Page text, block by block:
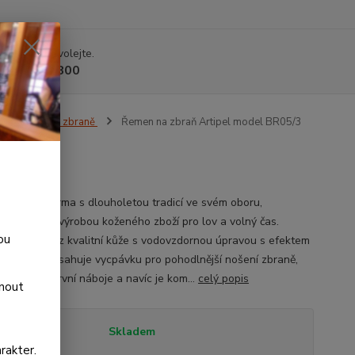
rady? Zavolejte.
375 800
Řemeny na zbraně Řemen na zbraň Artipel model BR05/3
je italská firma s dlouholetou tradicí ve svém oboru,
se ruční výrobou koženého zboží pro lov a volný čas.
je vyroben z kvalitní kůže s vodovzdornou úpravou s efektem
Řemen obsahuje vycpávku pro pohodlnější nošení zbraně,
na dva rezervní náboje a navíc je kom... celý popis
Skladem